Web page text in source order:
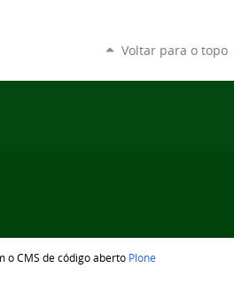
Voltar para o topo
o CMS de código aberto Plone